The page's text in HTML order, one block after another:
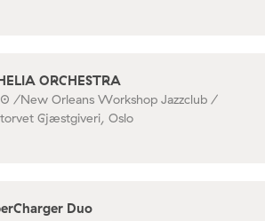
ORCHESTRA
/New Orleans Workshop Jazzclub /
Gjæstgiveri, Oslo
Duo